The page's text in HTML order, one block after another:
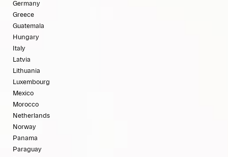
Germany
Greece
Guatemala
Hungary
Italy
Latvia
Lithuania
Luxembourg
Mexico
Morocco
Netherlands
Norway
Panama
Paraguay